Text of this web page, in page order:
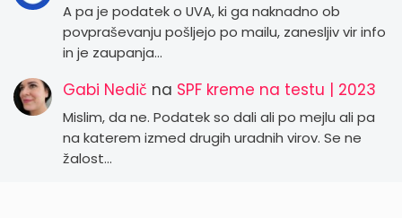
A pa je podatek o UVA, ki ga naknadno ob
povpraševanju pošljejo po mailu, zanesljiv vir info
in je zaupanja…
Gabi Nedič na SPF kreme na testu | 2023
Mislim, da ne. Podatek so dali ali po mejlu ali pa
na katerem izmed drugih uradnih virov. Se ne
žalost…